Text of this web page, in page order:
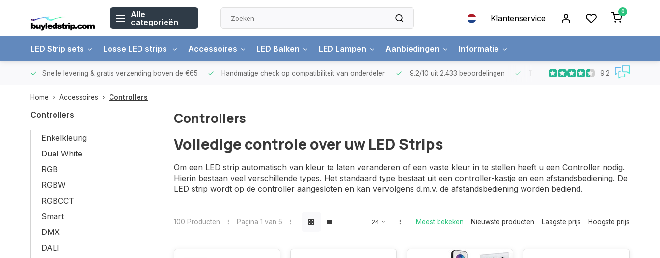
Alle
categorieën
Klantenservice
0
LED Strip sets Losse LED strips Accessoires LED Balken LED Lampen Aanbiedingen Informatie
Snelle levering & gratis verzending boven de €65 Handmatige check op compatibiliteit van onderdelen 9.2/10 uit 2.433 beoordelingen Top kwaliteit LED stripsmet 5 jaar
9.2
Home Accessoires Controllers
Controllers
Enkelkleurig
Dual White
RGB
RGBW
RGBCCT
Smart
DMX
DALI
Controllers
Volledige controle over uw LED Strips
Om een LED strip automatisch van kleur te laten veranderen of een vaste kleur in te stellen heeft u een Controller nodig.
Hierin bestaan veel verschillende types. Het standaard type bestaat uit een controller-kastje en een afstandsbediening. De
LED strip wordt op de controller aangesloten en kan vervolgens d.m.v. de afstandsbediening worden bediend.
100 Producten Pagina 1 van 5 Meest bekeken Nieuwste producten Laagste prijs Hoogste prijs